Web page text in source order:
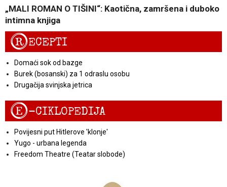
„MALI ROMAN O TIŠINI“: Kaotična, zamršena i duboko
intimna knjiga
RECEPTI
Domaći sok od bazge
Burek (bosanski) za 1 odraslu osobu
Drugačija svinjska jetrica
E-CIKLOPEDIJA
Povijesni put Hitlerove 'klonje'
Yugo - urbana legenda
Freedom Theatre (Teatar slobode)